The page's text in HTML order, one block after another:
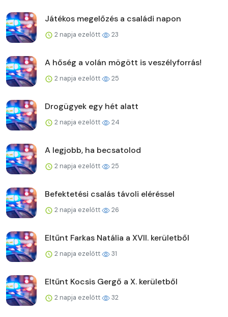
Játékos megelőzés a családi napon
2 napja ezelőtt 23
A hőség a volán mögött is veszélyforrás!
2 napja ezelőtt 25
Drogügyek egy hét alatt
2 napja ezelőtt 24
A legjobb, ha becsatolod
2 napja ezelőtt 25
Befektetési csalás távoli eléréssel
2 napja ezelőtt 26
Eltűnt Farkas Natália a XVII. kerületből
2 napja ezelőtt 31
Eltűnt Kocsis Gergő a X. kerületből
2 napja ezelőtt 32